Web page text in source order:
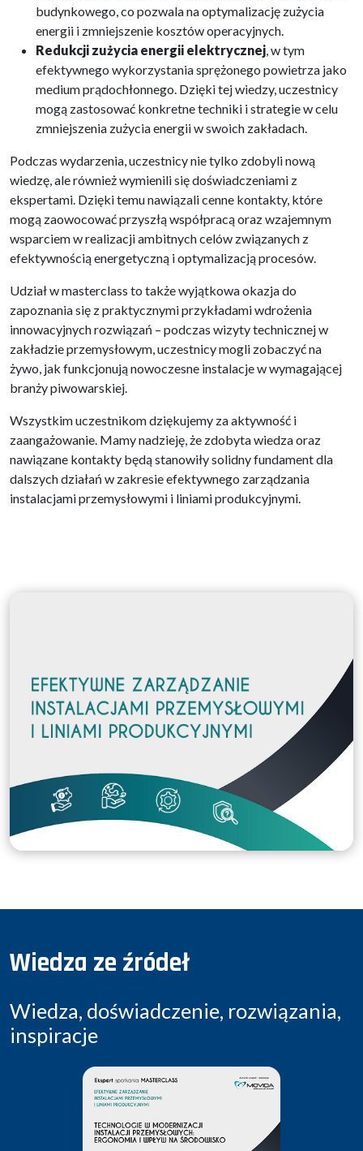
budynkowego, co pozwala na optymalizację zużycia
energii i zmniejszenie kosztów operacyjnych.
Redukcji zużycia energii elektrycznej, w tym
efektywnego wykorzystania sprężonego powietrza jako
medium prądochłonnego. Dzięki tej wiedzy, uczestnicy
mogą zastosować konkretne techniki i strategie w celu
zmniejszenia zużycia energii w swoich zakładach.
Podczas wydarzenia, uczestnicy nie tylko zdobyli nową
wiedzę, ale również wymienili się doświadczeniami z
ekspertami. Dzięki temu nawiązali cenne kontakty, które
mogą zaowocować przyszłą współpracą oraz wzajemnym
wsparciem w realizacji ambitnych celów związanych z
efektywnością energetyczną i optymalizacją procesów.
Udział w masterclass to także wyjątkowa okazja do
zapoznania się z praktycznymi przykładami wdrożenia
innowacyjnych rozwiązań – podczas wizyty technicznej w
zakładzie przemysłowym, uczestnicy mogli zobaczyć na
żywo, jak funkcjonują nowoczesne instalacje w wymagającej
branży piwowarskiej.
Wszystkim uczestnikom dziękujemy za aktywność i
zaangażowanie. Mamy nadzieję, że zdobyta wiedza oraz
nawiązane kontakty będą stanowiły solidny fundament dla
dalszych działań w zakresie efektywnego zarządzania
instalacjami przemysłowymi i liniami produkcyjnymi.
Wiedza ze źródeł
Wiedza, doświadczenie, rozwiązania,
inspiracje